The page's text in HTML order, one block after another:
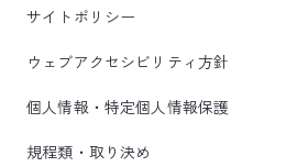
サイトポリシー
ウェブアクセシビリティ方針
個人情報・特定個人情報保護
規程類・取り決め